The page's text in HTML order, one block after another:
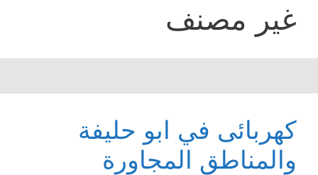
غير مصنف
كهربائى في ابو حليفة
والمناطق المجاورة